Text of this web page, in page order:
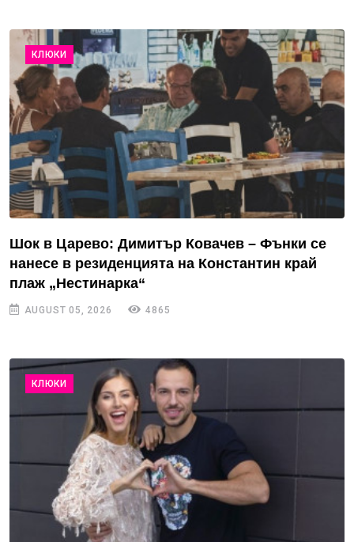
КЛЮКИ
Шок в Царево: Димитър Ковачев – Фънки се
нанесе в резиденцията на Константин край
плаж „Нестинарка“
AUGUST 05, 2026 4865
КЛЮКИ